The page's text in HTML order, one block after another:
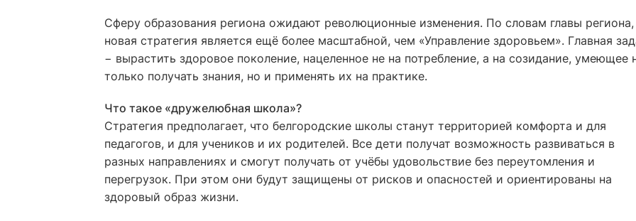
Сферу образования региона ожидают революционные изменения. По словам главы региона,
новая стратегия является ещё более масштабной, чем «Управление здоровьем». Главная
− вырастить здоровое поколение, нацеленное не на потребление, а на созидание, умеющее
только получать знания, но и применять их на практике.
Что такое «дружелюбная школа»?
Стратегия предполагает, что белгородские школы станут территорией комфорта и для
педагогов, и для учеников и их родителей. Все дети получат возможность развиваться в
разных направлениях и смогут получать от учёбы удовольствие без переутомления и
перегрузок. При этом они будут защищены от рисков и опасностей и ориентированы на
здоровый образ жизни.